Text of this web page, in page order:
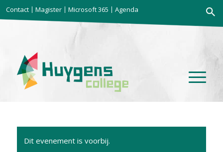
Contact Magister Microsoft 365 Agenda
naar:
Dit evenement is voorbij.